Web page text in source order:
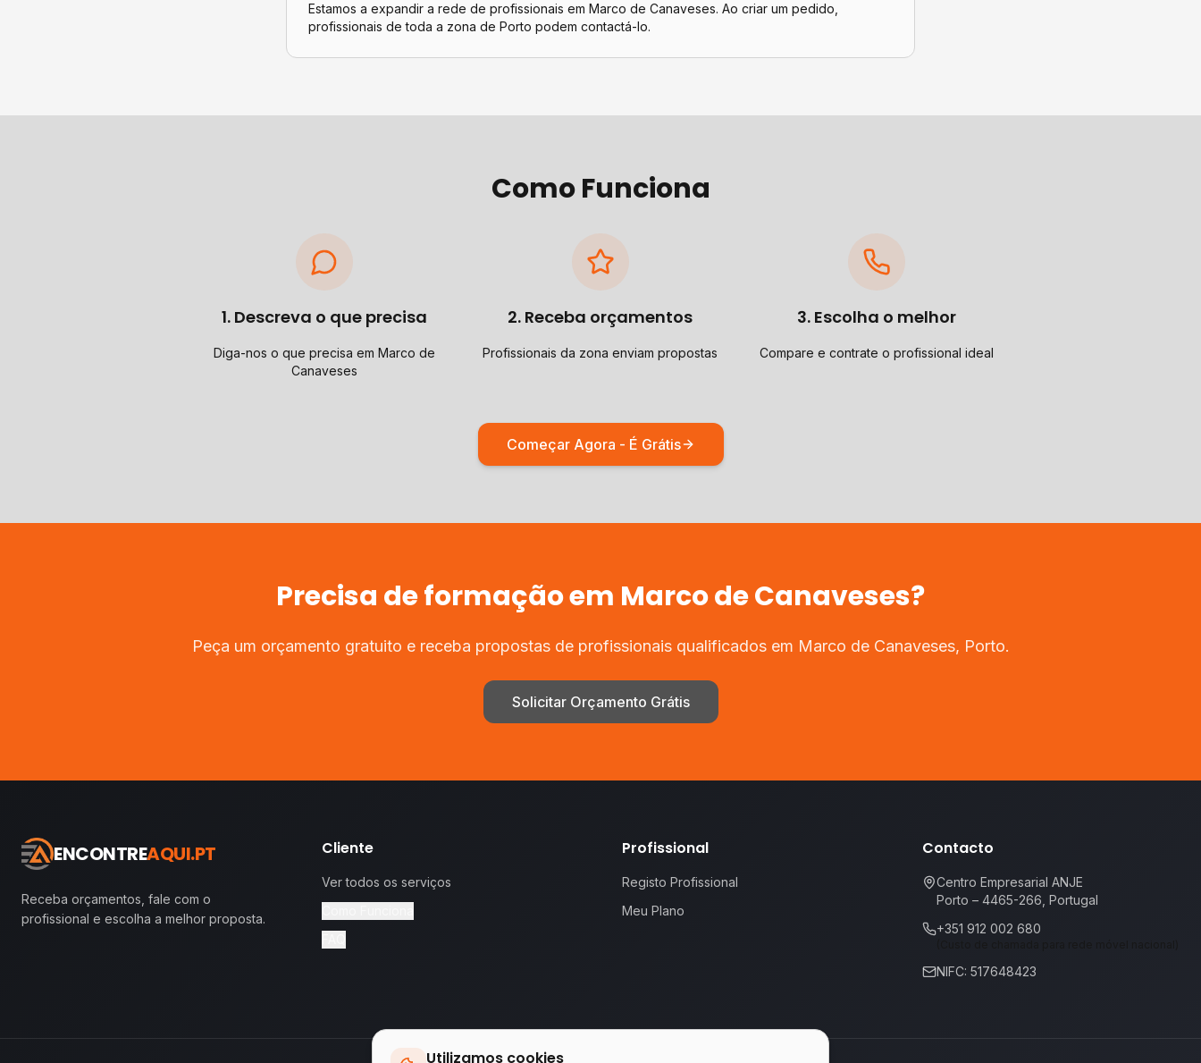
Utilizamos cookies
Estamos a expandir a rede de profissionais em Marco de Canaveses. Ao criar um pedido,
profissionais de toda a zona de Porto podem contactá-lo.
Como Funciona
1. Descreva o que precisa
Diga-nos o que precisa em Marco de
Canaveses
2. Receba orçamentos
Profissionais da zona enviam propostas
3. Escolha o melhor
Compare e contrate o profissional ideal
Começar Agora - É Grátis
Precisa deformaçãoem Marco de Canaveses?
Peça um orçamento gratuito e receba propostas de profissionais qualificados em Marco de Canaveses, Porto.
Solicitar Orçamento Grátis
ENCONTREAQUI.PT
Receba orçamentos, fale com o
profissional e escolha a melhor proposta.
Cliente
Ver todos os serviços
Profissional
Registo Profissional
Meu Plano
Contacto
Centro Empresarial ANJE
Porto – 4465-266, Portugal
+351 912 002 680
NIFC: 517648423